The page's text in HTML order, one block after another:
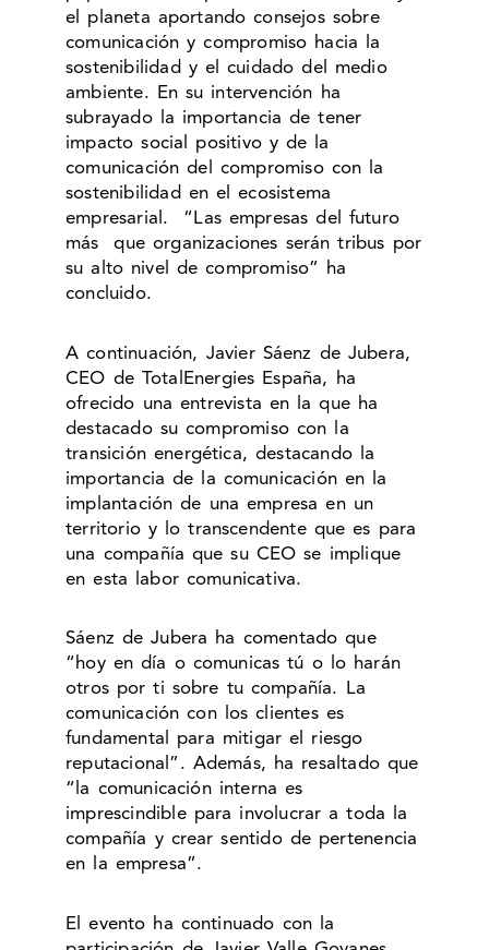
el planeta aportando consejos sobre
comunicación y compromiso hacia la
sostenibilidad y el cuidado del medio
ambiente. En su intervención ha
subrayado la importancia de tener
impacto social positivo y de la
comunicación del compromiso con la
sostenibilidad en el ecosistema
empresarial. “Las empresas del futuro
más que organizaciones serán tribus por
su alto nivel de compromiso” ha
concluido.
A continuación, Javier Sáenz de Jubera,
CEO de TotalEnergies España, ha
ofrecido una entrevista en la que ha
destacado su compromiso con la
transición energética, destacando la
importancia de la comunicación en la
implantación de una empresa en un
territorio y lo transcendente que es para
una compañía que su CEO se implique
en esta labor comunicativa.
Sáenz de Jubera ha comentado que
“hoy en día o comunicas tú o lo harán
otros por ti sobre tu compañía. La
comunicación con los clientes es
fundamental para mitigar el riesgo
reputacional”. Además, ha resaltado que
“la comunicación interna es
imprescindible para involucrar a toda la
compañía y crear sentido de pertenencia
en la empresa”.
El evento ha continuado con la